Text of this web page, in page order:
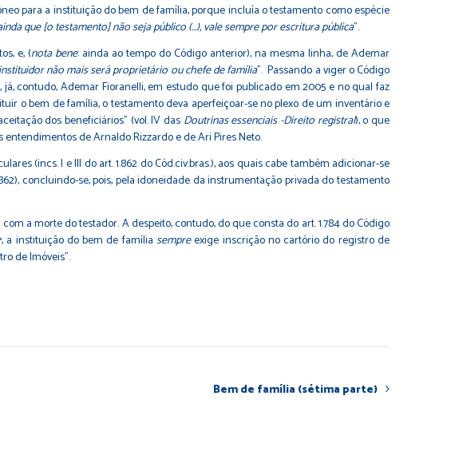
para a instituição do bem de família, porque incluía o testamento como espécie
que [o testamento] não seja público (…), vale sempre por escritura pública”.
e, (nota bene: ainda ao tempo do Código anterior), na mesma linha, de Ademar
não mais será proprietário ou chefe de família”. Passando a viger o Código
contudo, Ademar Fioranelli, em estudo que foi publicado em 2005 e no qual faz
o bem de família, o testamento deva aperfeiçoar-se no plexo de um inventário e
dos beneficiários” (vol. IV das Doutrinas essenciais -Direito registral), o que
entendimentos de Arnaldo Rizzardo e de Ari Pires Neto.
(incs. I e III do art. 1.862 do Cód.civ.bras.), aos quais cabe também adicionar-se
concluindo-se, pois, pela idoneidade da instrumentação privada do testamento
a morte do testador. A despeito, contudo, do que consta do art. 1.784 do Código
a instituição do bem de família sempreexige inscrição no cartório do registro de
de Imóveis”.
Bem de família (sétima parte)